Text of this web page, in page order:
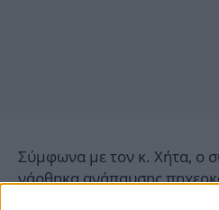
Σύμφωνα με τον κ. Χήτα, ο
νάρθηκα ανάπαυσης